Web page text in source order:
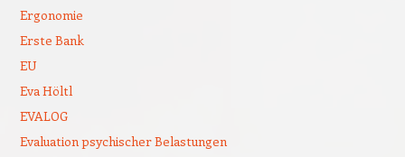
Ergonomie
Erste Bank
EU
Eva Höltl
EVALOG
Evaluation psychischer Belastungen